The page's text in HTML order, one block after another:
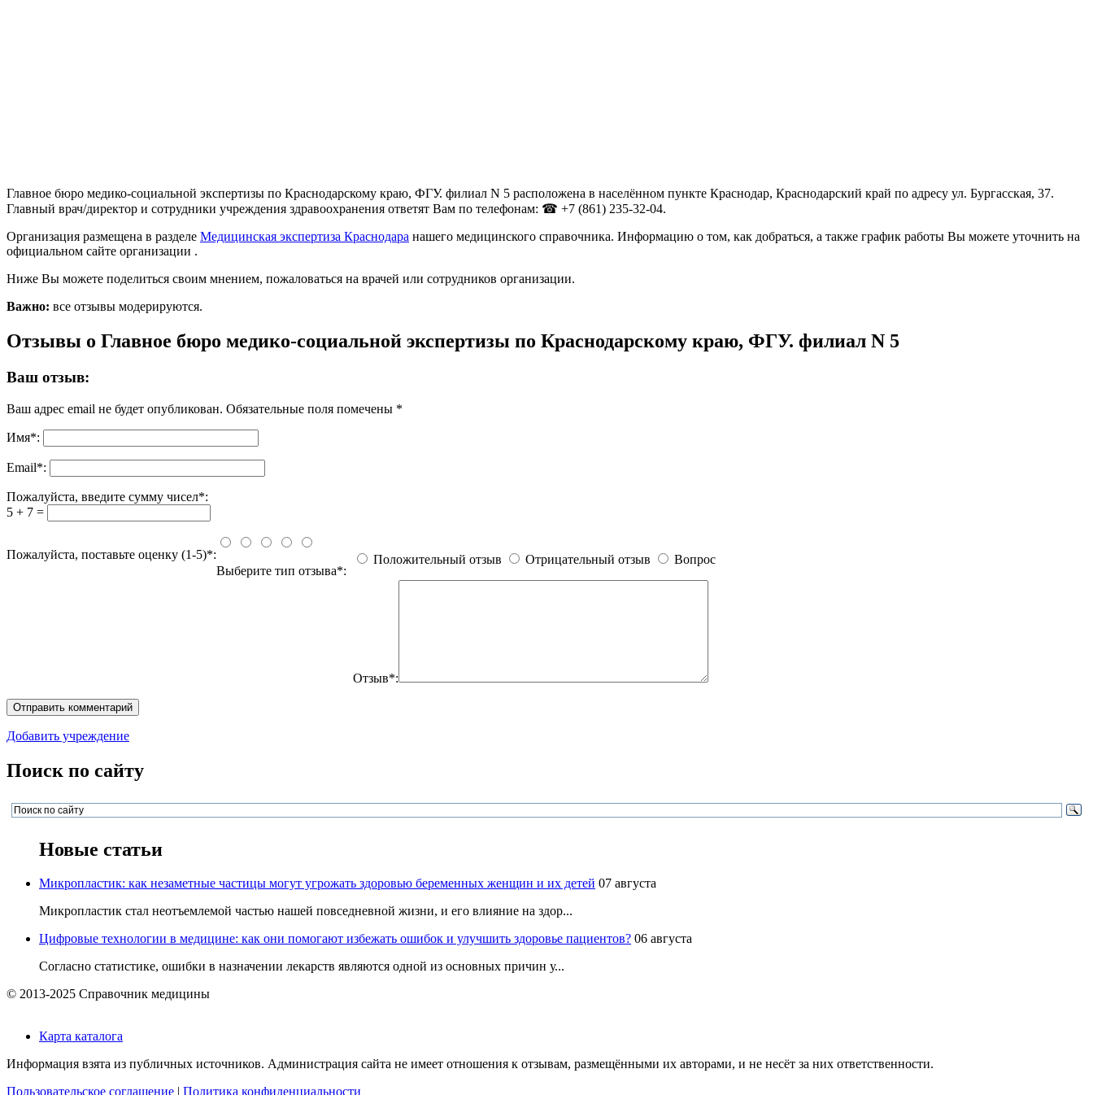
Главное бюро медико-социальной экспертизы по Краснодарскому краю, ФГУ. филиал N 5 расположена в населённом пункте Краснодар, Краснодарский край по адресу ул. Бургасская, 37.
Главный врач/директор и сотрудники учреждения здравоохранения ответят Вам по телефонам: ☎ +7 (861) 235-32-04.
Организация размещена в разделе Медицинская экспертиза Краснодара нашего медицинского справочника. Информацию о том, как добраться, а также график работы Вы можете уточнить на
официальном сайте организации .
Ниже Вы можете поделиться своим мнением, пожаловаться на врачей или сотрудников организации.
Важно: все отзывы модерируются.
Отзывы о Главное бюро медико-социальной экспертизы по Краснодарскому краю, ФГУ. филиал N 5
Ваш отзыв:
Ваш адрес email не будет опубликован. Обязательные поля помечены *
Имя*:
Email*:
Пожалуйста, введите сумму чисел*:
5 + 7 =
Пожалуйста, поставьте оценку (1-5)*:
Выберите тип отзыва*:
Положительный отзыв Отрицательный отзыв Вопрос
Отзыв*:
Добавить учреждение
Поиск по сайту
Новые статьи
Микропластик: как незаметные частицы могут угрожать здоровью беременных женщин и их детей 07 августа
Микропластик стал неотъемлемой частью нашей повседневной жизни, и его влияние на здор...
Цифровые технологии в медицине: как они помогают избежать ошибок и улучшить здоровье пациентов? 06 августа
Согласно статистике, ошибки в назначении лекарств являются одной из основных причин у...
© 2013-2025 Справочник медицины
Карта каталога
Информация взята из публичных источников. Администрация сайта не имеет отношения к отзывам, размещёнными их авторами, и не несёт за них ответственности.
Пользовательское соглашение
Политика конфиденциальности